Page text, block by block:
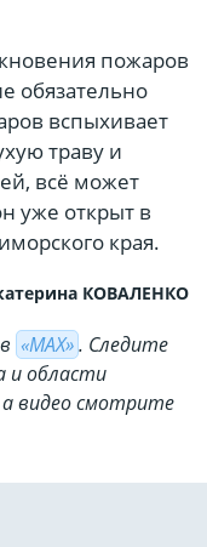
пожаров
обязательно
вспыхивает
траву и
всё может
уже открыт в
края.
КОВАЛЕНКО
«МАХ». Cледите
и области
видео смотрите